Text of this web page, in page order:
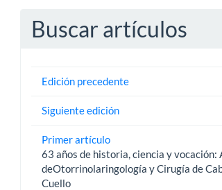
Buscar artículos
Edición precedente
Siguiente edición
Primer artículo
63 años de historia, ciencia y vocación:
deOtorrinolaringología y Cirugía de
Cuello